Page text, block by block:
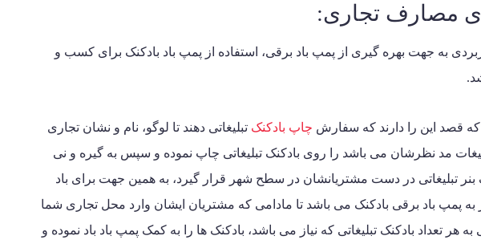
مصارف تجاری:
به جهت بهره گیری از پمپ باد برقی، استفاده از پمپ باد بادکنک برای کسب و
قصد این را دارند که سفارش چاپ بادکنک تبلیغاتی دهند تا لوگو، نام و نشان تجاری
مد نظرشان می باشد را روی بادکنک تبلیغاتی چاپ نموده و سپس به گیره و نی
بنر تبلیغاتی در دست مشتریانشان در سطح شهر قرار گیرد، به همین جهت برای باد
به پمپ باد برقی بادکنک می باشد تا مادامی که مشتریان ایشان وارد محل تجاری شما
هر تعداد بادکنک تبلیغاتی که نیاز می باشد، بادکنک ها را به کمک پمپ باد باد نموده و